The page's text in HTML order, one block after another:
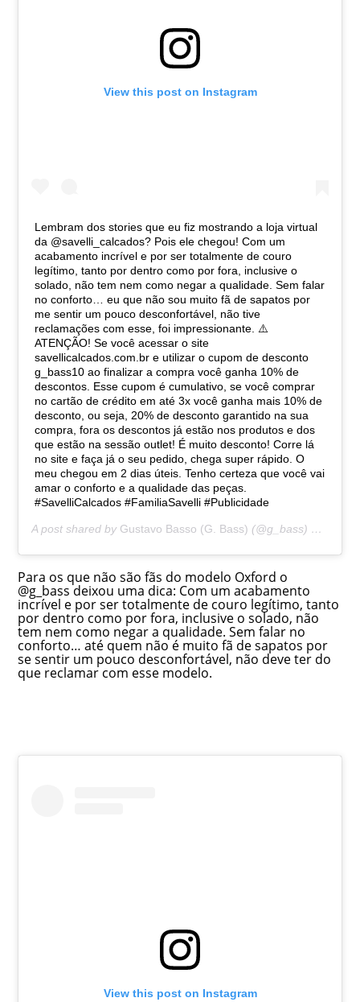
View this post on Instagram
Lembram dos stories que eu fiz mostrando a loja virtual
da @savelli_calcados? Pois ele chegou! Com um
acabamento incrível e por ser totalmente de couro
legítimo, tanto por dentro como por fora, inclusive o
solado, não tem nem como negar a qualidade. Sem falar
no conforto… eu que não sou muito fã de sapatos por
me sentir um pouco desconfortável, não tive
reclamações com esse, foi impressionante. ⚠️
ATENÇÃO! Se você acessar o site
savellicalcados.com.br e utilizar o cupom de desconto
g_bass10 ao finalizar a compra você ganha 10% de
descontos. Esse cupom é cumulativo, se você comprar
no cartão de crédito em até 3x você ganha mais 10% de
desconto, ou seja, 20% de desconto garantido na sua
compra, fora os descontos já estão nos produtos e dos
que estão na sessão outlet! É muito desconto! Corre lá
no site e faça já o seu pedido, chega super rápido. O
meu chegou em 2 dias úteis. Tenho certeza que você vai
amar o conforto e a qualidade das peças.
#SavelliCalcados #FamiliaSavelli #Publicidade
A post shared by Gustavo Basso (G. Bass) (@g_bass) on
Para os que não são fãs do modelo Oxford o
@g_bass deixou uma dica: Com um acabamento
incrível e por ser totalmente de couro legítimo, tanto
por dentro como por fora, inclusive o solado, não
tem nem como negar a qualidade. Sem falar no
conforto… até quem não é muito fã de sapatos por
se sentir um pouco desconfortável, não deve ter do
que reclamar com esse modelo.
View this post on Instagram